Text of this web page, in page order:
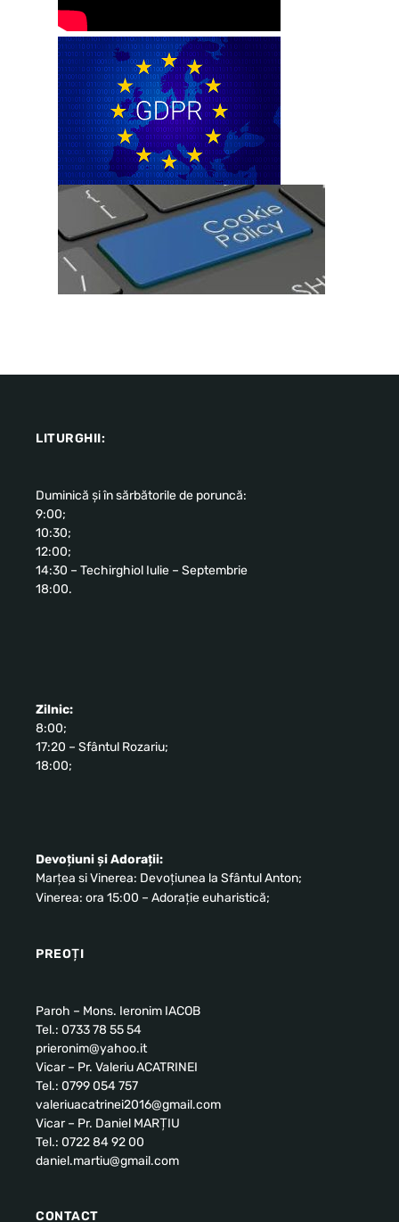
LITURGHII:
Duminică și în sărbătorile de poruncă:
9:00;
10:30;
12:00;
14:30 – Techirghiol Iulie – Septembrie
18:00.
Zilnic:
8:00;
17:20 – Sfântul Rozariu;
18:00;
Devoțiuni și Adorații:
Marțea si Vinerea: Devoțiunea la Sfântul Anton;
Vinerea: ora 15:00 – Adorație euharistică;
PREOȚI
Paroh – Mons. Ieronim IACOB
Tel.: 0733 78 55 54
prieronim@yahoo.it
Vicar – Pr. Valeriu ACATRINEI
Tel.: 0799 054 757
valeriuacatrinei2016@gmail.com
Vicar – Pr. Daniel MARȚIU
Tel.: 0722 84 92 00
daniel.martiu@gmail.com
CONTACT